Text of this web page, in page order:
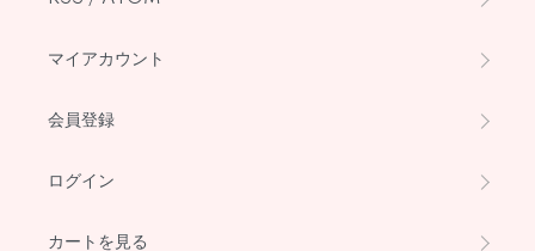
マイアカウント
会員登録
ログイン
カートを見る